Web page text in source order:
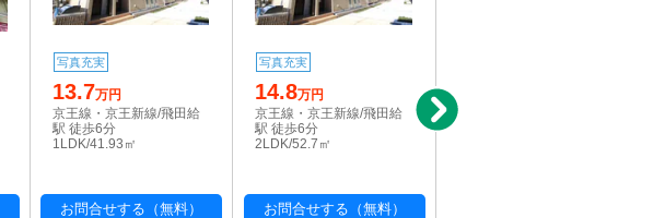
写真充実
13.7万円
京王線・京王新線/飛田給
駅 徒歩6分
1LDK/41.93㎡
お問合せする（無料）
写真充実
14.8万円
京王線・京王新線/飛田給
駅 徒歩6分
2LDK/52.7㎡
お問合せする（無料）
駅 徒歩6分
1K/19.87㎡